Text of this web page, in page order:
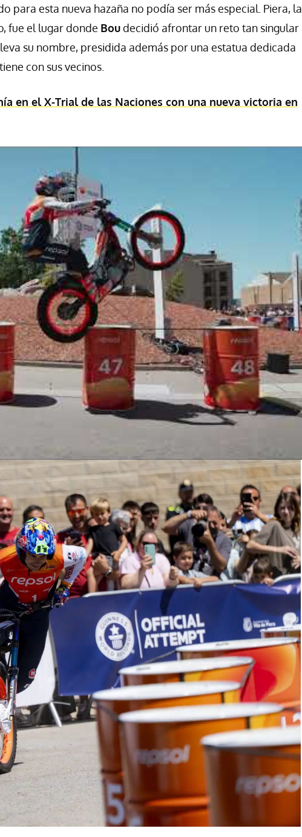
para esta nueva hazaña no podía ser más especial. Piera, la
fue el lugar donde Boudecidió afrontar un reto tan singular
su nombre, presidida además por una estatua dedicada
con sus vecinos.
en el X-Trial de las Naciones con una nueva victoria en